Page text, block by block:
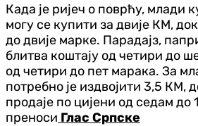
Када је ријеч о поврћу, млади
могу се купити за двије КМ,
до двије марке. Парадајз,
блитва коштају од четири до
од четири до пет марака. За
потребно је издвојити 3,5 КМ,
продаје по цијени од седам до
преноси Глас Српске